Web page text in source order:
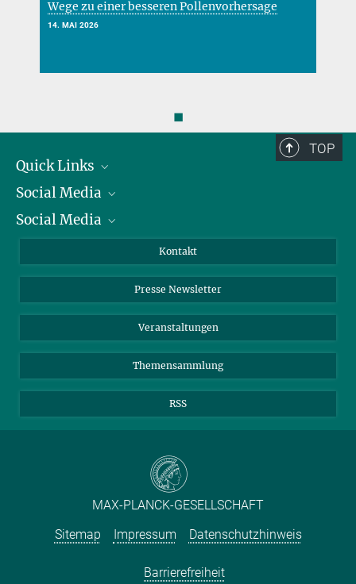
Wege zu einer besseren Pollenvorhersage
14. MAI 2026
◼
TOP
Quick Links
Präsident
Zahlen und Fakten
Meldestelle Fehlverhalten
Social Media
Bluesky
TikTok
Social Media
Instagram
YouTube
Kontakt
Presse Newsletter
Veranstaltungen
Themensammlung
RSS
MAX-PLANCK-GESELLSCHAFT
Sitemap
Impressum Datenschutzhinweis
Barrierefreiheit